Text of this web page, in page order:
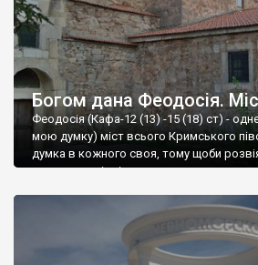
Богом дана Феодосія.
Феодосія (Кафа-12 (13) -15 (18) ст) -
мою думку) міст всього Кримського
думка в кожного своя, тому щоби
запрошую відвідати це